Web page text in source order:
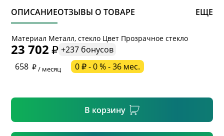
ОПИСАНИЕОТЗЫВЫ О ТОВАРЕ ЕЩЕ
Материал Металл, стекло Цвет Прозрачное стекло
23 702
+237 бонусов
658
/ месяц 0 ₽ - 0 % - 36 мес.
В корзину
* обязательное поле
* необязательное поле